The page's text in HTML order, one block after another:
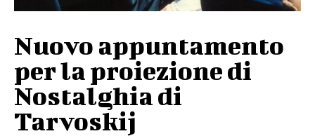
Nuovo appuntamento
per la proiezione di
Nostalghia di
Tarvoskij